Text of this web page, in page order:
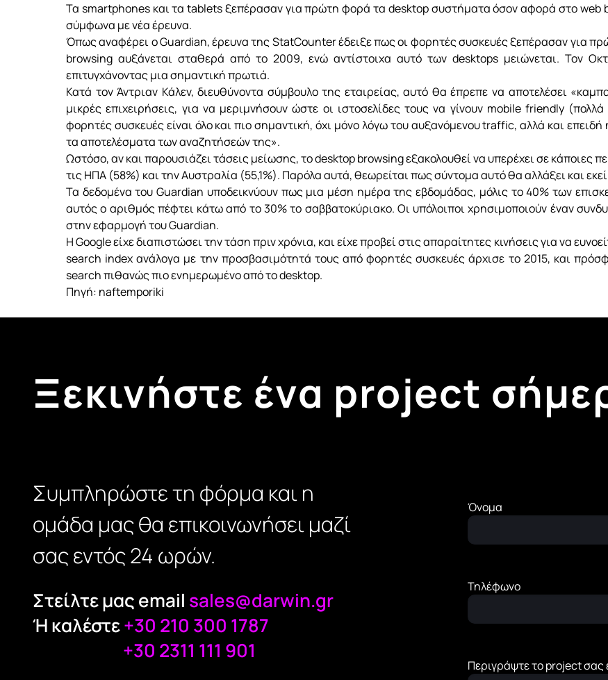
Τα smartphones και τα tablets ξεπέρασαν για πρώτη φορά τα desktop συστήματα όσον αφορά στο web
σύμφωνα με νέα έρευνα.
Όπως αναφέρει ο Guardian, έρευνα της StatCounter έδειξε πως οι φορητές συσκευές ξεπέρασαν για
browsing αυξάνεται σταθερά από το 2009, ενώ αντίστοιχα αυτό των desktops μειώνεται. Τον
επιτυγχάνοντας μια σημαντική πρωτιά.
Κατά τον Άντριαν Κάλεν, διευθύνοντα σύμβουλο της εταιρείας, αυτό θα έπρεπε να αποτελέσει
μικρές επιχειρήσεις, για να μεριμνήσουν ώστε οι ιστοσελίδες τους να γίνουν mobile friendly
φορητές συσκευές είναι όλο και πιο σημαντική, όχι μόνο λόγω του αυξανόμενου traffic, αλλά και επειδή
τα αποτελέσματα των αναζητήσεών της».
Ωστόσο, αν και παρουσιάζει τάσεις μείωσης, το desktop browsing εξακολουθεί να υπερέχει σε κάποιες
τις ΗΠΑ (58%) και την Αυστραλία (55,1%). Παρόλα αυτά, θεωρείται πως σύντομα αυτό θα αλλάξει και
Τα δεδομένα του Guardian υποδεικνύουν πως μια μέση ημέρα της εβδομάδας, μόλις το 40% των
αυτός ο αριθμός πέφτει κάτω από το 30% το σαββατοκύριακο. Οι υπόλοιποι χρησιμοποιούν έναν
στην εφαρμογή του Guardian.
Η Google είχε διαπιστώσει την τάση πριν χρόνια, και είχε προβεί στις απαραίτητες κινήσεις για να
search index ανάλογα με την προσβασιμότητά τους από φορητές συσκευές άρχισε το 2015, και
search πιθανώς πιο ενημερωμένο από το desktop.
Πηγή: naftemporiki
Ξεκινήστε ένα project
Συμπληρώστε τη φόρμα και η
ομάδα μας θα επικοινωνήσει μαζί
σας εντός 24 ωρών.
Στείλτε μας email sales@darwin.gr
Ή καλέστε+30 210 300 1787
+30 2311 111 901
Όνομα
Τηλέφωνο
Περιγράψτε το project σας